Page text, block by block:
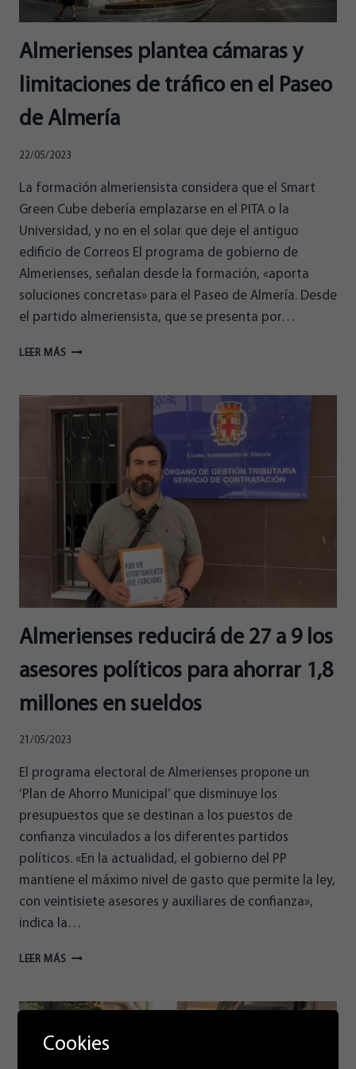
Almerienses plantea cámaras y
limitaciones de tráfico en el Paseo
de Almería
22/05/2023
La formación almeriensista considera que el Smart
Green Cube debería emplazarse en el PITA o la
Universidad, y no en el solar que deje el antiguo
edificio de Correos El programa de gobierno de
Almerienses, señalan desde la formación, «aporta
soluciones concretas» para el Paseo de Almería. Desde
el partido almeriensista, que se presenta por…
LEER MÁS ALMERIENSES
LIMITACIONES
DE
EL
PASEO
ALMERÍA
Almerienses reducirá de 27 a 9 los
asesores políticos para ahorrar 1,8
millones en sueldos
21/05/2023
El programa electoral de Almerienses propone un
‘Plan de Ahorro Municipal’ que disminuye los
presupuestos que se destinan a los puestos de
confianza vinculados a los diferentes partidos
políticos. «En la actualidad, el gobierno del PP
mantiene el máximo nivel de gasto que permite la ley,
con veintisiete asesores y auxiliares de confianza»,
indica la…
LEER MÁS ALMERIENSES
27
9
Cookies